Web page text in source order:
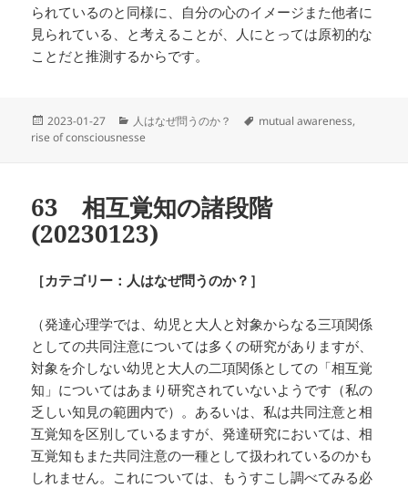
られているのと同様に、自分の心のイメージまた他者に
見られている、と考えることが、人にとっては原初的な
ことだと推測するからです。
投
稿
2023-01-27
カ
テ
人はなぜ問うのか？
タ
mutual awareness,
rise of consciousnesse
63 相互覚知の諸段階
(20230123)
［カテゴリー：人はなぜ問うのか？］
（発達心理学では、幼児と大人と対象からなる三項関係
としての共同注意については多くの研究がありますが、
対象を介しない幼児と大人の二項関係としての「相互覚
知」についてはあまり研究されていないようです（私の
乏しい知見の範囲内で）。あるいは、私は共同注意と相
互覚知を区別しているますが、発達研究においては、相
互覚知もまた共同注意の一種として扱われているのかも
しれません。これについては、もうすこし調べてみる必